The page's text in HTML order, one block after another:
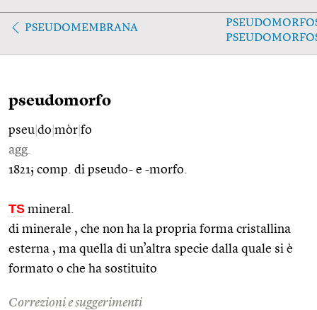
PSEUDOMEMBRANA
pseudomorfo
pseu do mòr fo
agg.
1821; comp. di pseudo- e -morfo.
TS mineral.
di minerale , che non ha la propria forma cristallina
esterna , ma quella di un’altra specie dalla quale si è
formato o che ha sostituito
Correzioni e suggerimenti